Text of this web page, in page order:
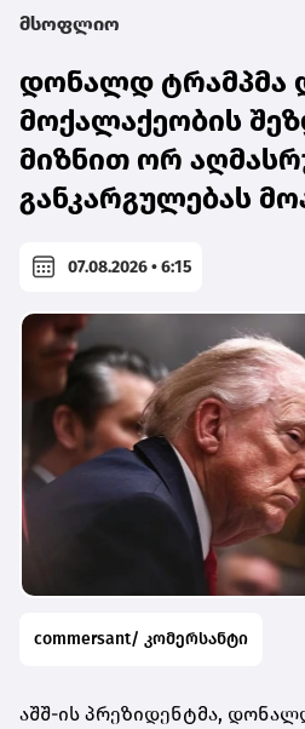
მსოფლიო
დონალდ ტრამპმა
მოქალაქეობის
მიზნით ორ
განკარგულებას
07.08.2026 • 6:15
commersant/ კომერსანტი
აშშ-ის პრეზიდენტმა,